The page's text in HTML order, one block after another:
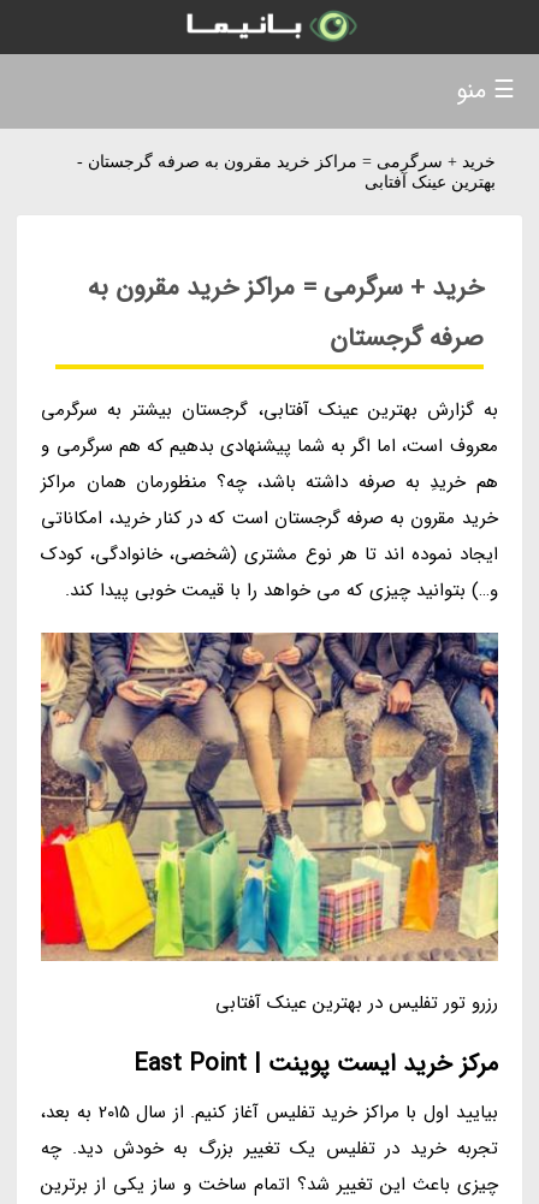
خرید + سرگرمی = مراکز خرید مقرون به صرفه گرجستان -
بهترین عینک آفتابی
خرید + سرگرمی = مراکز خرید مقرون به
صرفه گرجستان
به گزارش بهترین عینک آفتابی، گرجستان بیشتر به سرگرمی
معروف است، اما اگر به شما پیشنهادی بدهیم که هم سرگرمی و
هم خریدِ به صرفه داشته باشد، چه؟ منظورمان همان مراکز
خرید مقرون به صرفه گرجستان است که در کنار خرید، امکاناتی
ایجاد نموده اند تا هر نوع مشتری (شخصی، خانوادگی، کودک
و…) بتوانید چیزی که می خواهد را با قیمت خوبی پیدا کند.
رزرو تور تفلیس در بهترین عینک آفتابی
مرکز خرید ایست پوینت | East Point
بیایید اول با مراکز خرید تفلیس آغاز کنیم. از سال 2015 به بعد،
تجربه خرید در تفلیس یک تغییر بزرگ به خودش دید. چه
چیزی باعث این تغییر شد؟ اتمام ساخت و ساز یکی از برترین
☰ منو